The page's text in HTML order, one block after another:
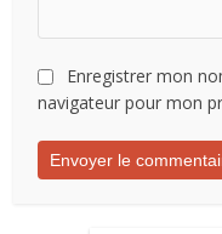
Enregistrer mon
navigateur pour mon